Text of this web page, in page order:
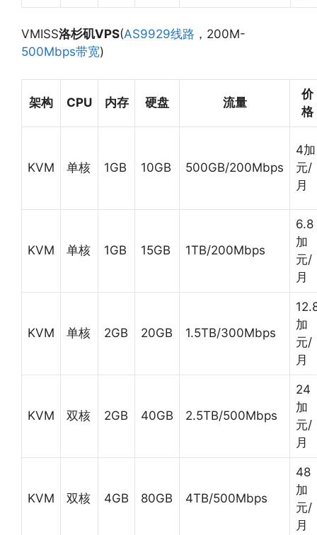
VMISS洛杉矶VPS(AS9929线路 ，200M-
500Mbps带宽)
架构 CPU 内存 硬盘 流量
价
格
KVM 单核 1GB 10GB 500GB/200Mbps
4加
元/
月
KVM 单核 1GB 15GB 1TB/200Mbps
6.8
加
元/
月
KVM 单核 2GB 20GB 1.5TB/300Mbps
加
元/
月
KVM 双核 2GB 40GB 2.5TB/500Mbps
24
加
元/
月
KVM 双核 4GB 80GB 4TB/500Mbps
48
加
元/
月